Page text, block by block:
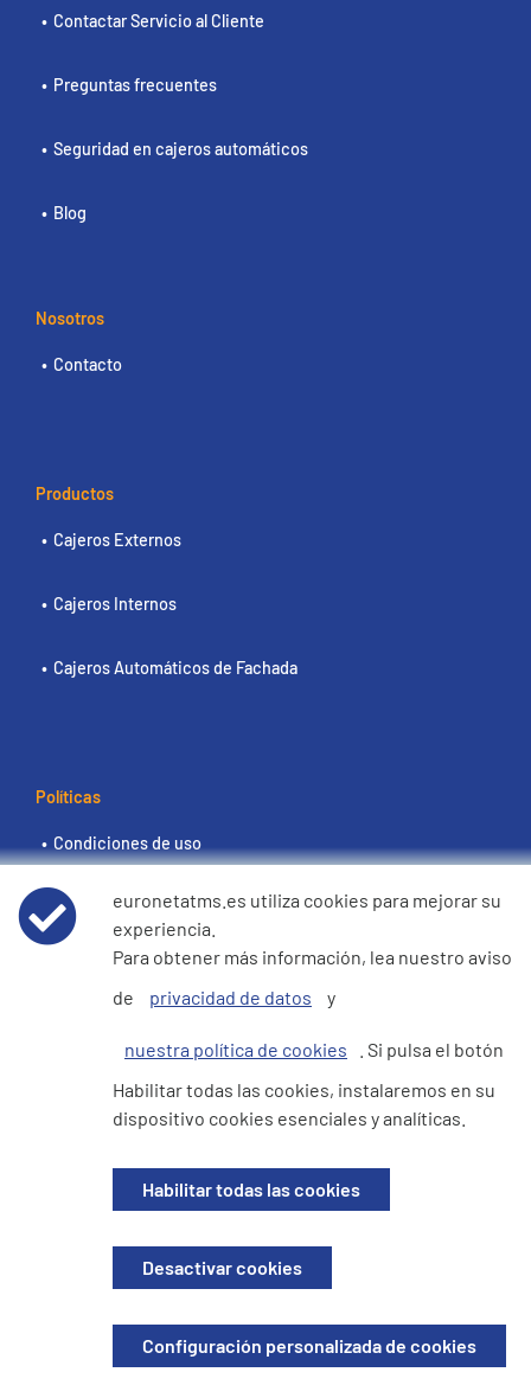
Contactar Servicio al Cliente
Preguntas frecuentes
Seguridad en cajeros automáticos
Blog
Nosotros
Contacto
Productos
Cajeros Externos
Cajeros Internos
Cajeros Automáticos de Fachada
Políticas
Condiciones de uso
Aviso de privacidad de datos
Política de cookies
trata de seres humanos
Sitio del inversor
© 2026 Euronet Services Iberia S.L. Todos los derechos reservados.
Registrada en España. Con NIF B70730486. Domicilio fiscal: Euronet
Alcobendas, Madrid, Spain
euronetatms.es utiliza cookies para mejorar su
experiencia.
Para obtener más información, lea nuestro aviso
de
privacidad de datos y
nuestra política de cookies
. Si pulsa el botón
Habilitar todas las cookies, instalaremos en su
dispositivo cookies esenciales y analíticas.
Habilitar todas las cookies
Desactivar cookies
Configuración personalizada de cookies